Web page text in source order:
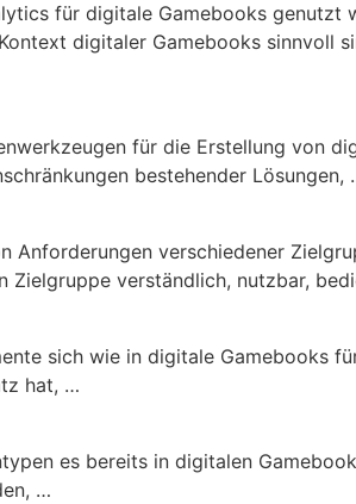
für digitale Gamebooks genutzt
digitaler Gamebooks sinnvoll
für die Erstellung von
bestehender Lösungen,
Anforderungen verschiedener
verständlich, nutzbar,
sich wie in digitale Gamebooks
hat, …
es bereits in digitalen
…